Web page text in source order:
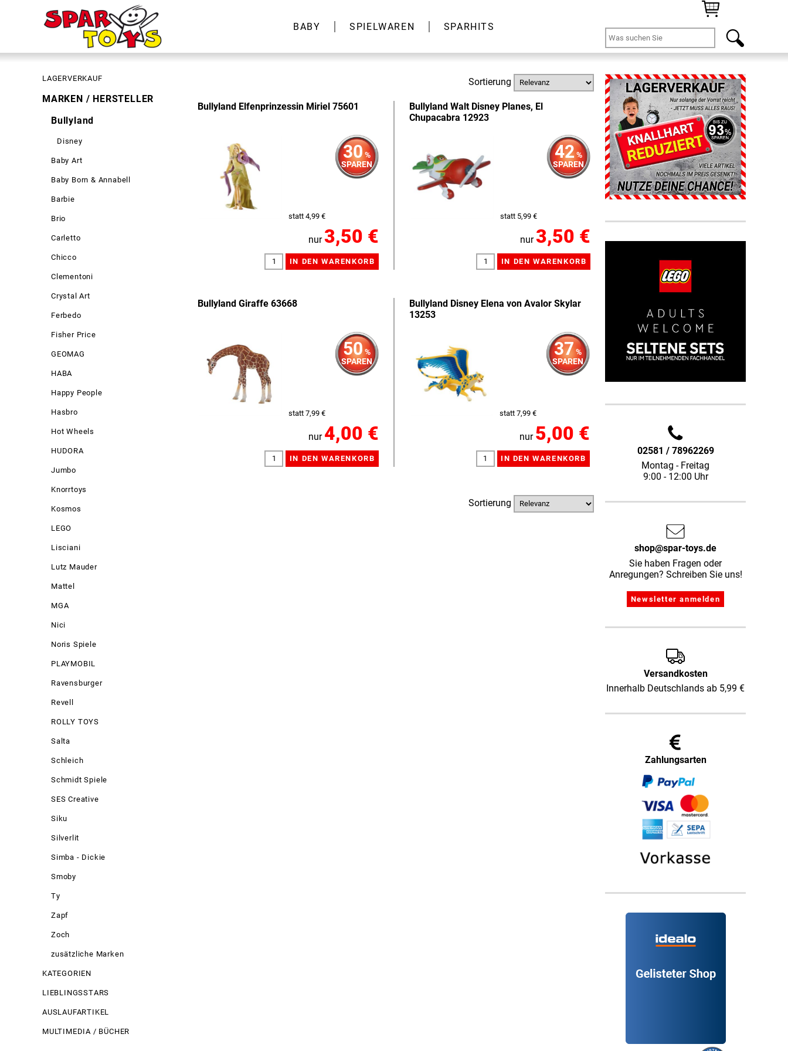
BABY SPIELWAREN SPARHITS
LAGERVERKAUF
MARKEN / HERSTELLER
Bullyland
Disney
Baby Art
Baby Born & Annabell
Barbie
Brio
Carletto
Chicco
Clementoni
Crystal Art
Ferbedo
Fisher Price
GEOMAG
HABA
Happy People
Hasbro
Hot Wheels
HUDORA
Jumbo
Knorrtoys
Kosmos
LEGO
Lisciani
Lutz Mauder
Mattel
MGA
Nici
Noris Spiele
PLAYMOBIL
Ravensburger
Revell
ROLLY TOYS
Salta
Schleich
Schmidt Spiele
SES Creative
Siku
Silverlit
Simba - Dickie
Smoby
Ty
Zapf
Zoch
zusätzliche Marken
KATEGORIEN
LIEBLINGSSTARS
AUSLAUFARTIKEL
MULTIMEDIA / BÜCHER
Sortierung
Bullyland Elfenprinzessin Miriel 75601
30 %
SPAREN
statt 4,99 €
nur3,50 €
Bullyland Walt Disney Planes, El
Chupacabra 12923
42 %
SPAREN
statt 5,99 €
nur3,50 €
Bullyland Giraffe 63668
50 %
SPAREN
statt 7,99 €
nur 4,00 €
Bullyland Disney Elena von Avalor Skylar
13253
37 %
SPAREN
statt 7,99 €
nur 5,00 €
Sortierung
02581 / 78962269
Montag - Freitag
9:00 - 12:00 Uhr
shop@spar-toys.de
Sie haben Fragen oder
Anregungen? Schreiben Sie uns!
Versandkosten
Innerhalb Deutschlands ab 5,99 €
Zahlungsarten